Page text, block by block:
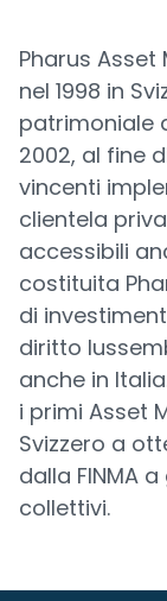
Pharus
nel 1998 in
patrimoniale
2002, al fine
vincenti
clientela
accessibili
costituita
di
diritto
anche in
i primi Asset
Svizzero a
dalla FINMA
collettivi.